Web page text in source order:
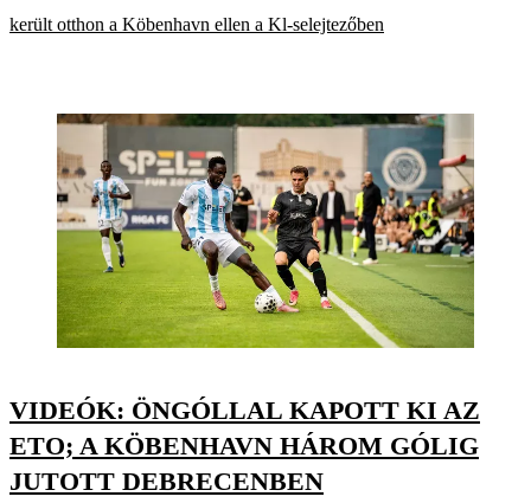
került otthon a Köbenhavn ellen a Kl-selejtezőben
VIDEÓK: ÖNGÓLLAL KAPOTT KI AZ
ETO; A KÖBENHAVN HÁROM GÓLIG
JUTOTT DEBRECENBEN